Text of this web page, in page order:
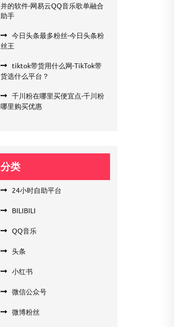
并的软件-网易云QQ音乐歌单融合
助手
今日头条最多粉丝-今日头条粉
丝王
tiktok带货用什么网-TikTok带
货选什么平台？
千川粉在哪里买便宜点-千川粉
哪里购买优惠
分类
24小时自助平台
BILIBILI
QQ音乐
头条
小红书
微信公众号
微博粉丝